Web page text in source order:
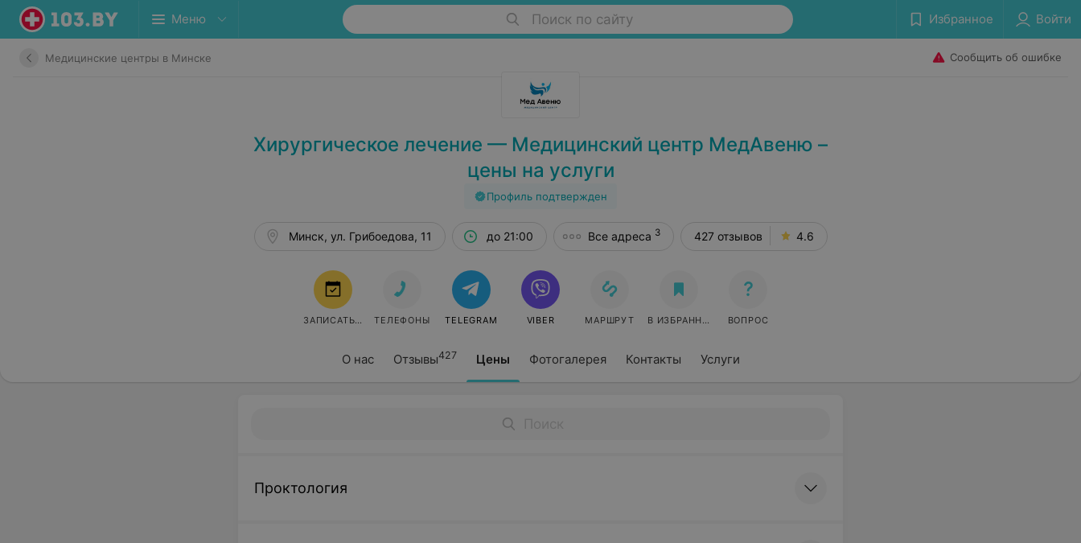
Меню Поиск по сайту Избранное Войти
Медицинские центры в Минске Сообщить об ошибке
Хирургическое лечение — Медицинский центр МедАвеню –
цены на услуги
Профиль подтвержден
О нас Отзывы427 Цены Фотогалерея Контакты Услуги
Минск, ул. Грибоедова, 11 до 21:00 Все адреса 3 427 отзывов 4.6
ЗАПИСАТЬСЯ ТЕЛЕФОНЫ TELEGRAM VIBER МАРШРУТ В ИЗБРАННОЕ ВОПРОС
Проктология